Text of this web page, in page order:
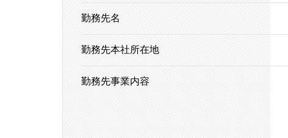
勤務先名
勤務先本社所在地
勤務先事業内容